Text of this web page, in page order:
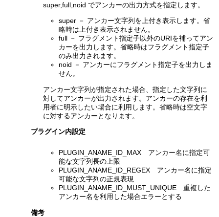
super,full,noid でアンカーの出力方式を指定します。
super － アンカー文字列を上付き表示します。省
略時は上付き表示されません。
full － フラグメント指定子以外のURIを補ってアン
カーを出力します。省略時はフラグメント指定子
のみ出力されます。
noid － アンカーにフラグメント指定子を出力しま
せん。
アンカー文字列が指定された場合、指定した文字列に
対してアンカーが出力されます。アンカーの存在を利
用者に明示したい場合に利用します。省略時は空文字
に対するアンカーとなります。
プラグイン内設定
PLUGIN_ANAME_ID_MAX アンカー名に指定可
能な文字列長の上限
PLUGIN_ANAME_ID_REGEX アンカー名に指定
可能な文字列の正規表現
PLUGIN_ANAME_ID_MUST_UNIQUE 重複した
アンカー名を利用した場合エラーとする
備考